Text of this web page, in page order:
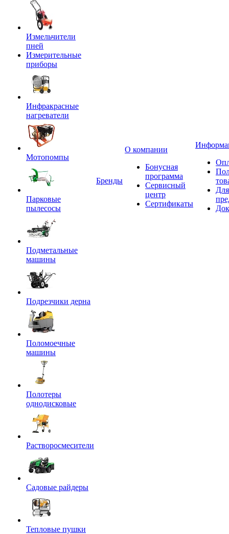
Измельчители
пней
Измерительные
приборы
Инфракрасные
нагреватели
Мотопомпы
Парковые
пылесосы
Подметальные
машины
Подрезчики дерна
Поломоечные
машины
Полотеры
однодисковые
Растворосмесители
Садовые райдеры
Тепловые пушки
Бренды
О компании
Бонусная
программа
Сервисный
центр
Сертификаты
Для